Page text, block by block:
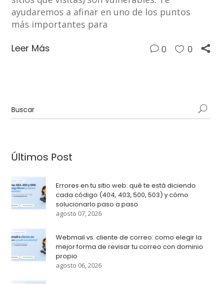
ayudaremos a afinar en uno de los puntos
más importantes para
Leer Más 0 0
Últimos Post
Errores en tu sitio web: qué te está diciendo
cada código (404, 403, 500, 503) y cómo
solucionarlo paso a paso
agosto 07, 2026
Webmail vs. cliente de correo: como elegir la
mejor forma de revisar tu correo con dominio
propio
agosto 06, 2026